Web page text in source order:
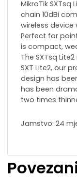
MikroTik SXTsq
chain 10dBi
wireless
Perfect for
is compact,
The SXTsq
SXT Lite2, our
design has
has been
two times
Jamstvo: 24